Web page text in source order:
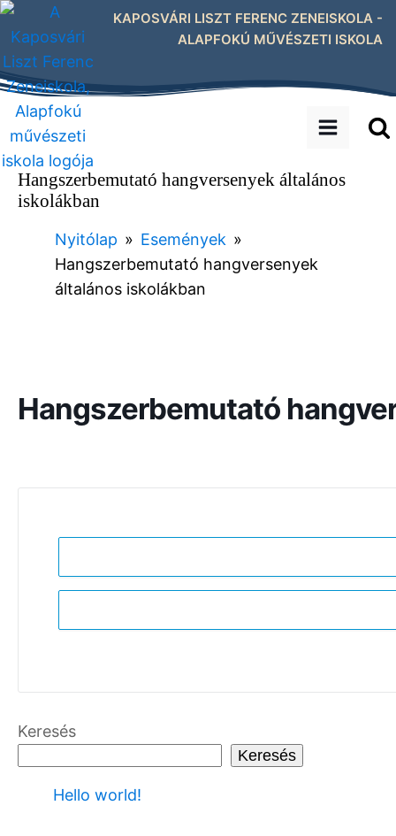
KAPOSVÁRI LISZT FERENC ZENEISKOLA -
ALAPFOKÚ MŰVÉSZETI ISKOLA
Hangszerbemutató hangversenyek általános
iskolákban
Nyitólap » Események »
Hangszerbemutató hangversenyek
általános iskolákban
Hangszerbemutató
Keresés
Keresés
Hello world!